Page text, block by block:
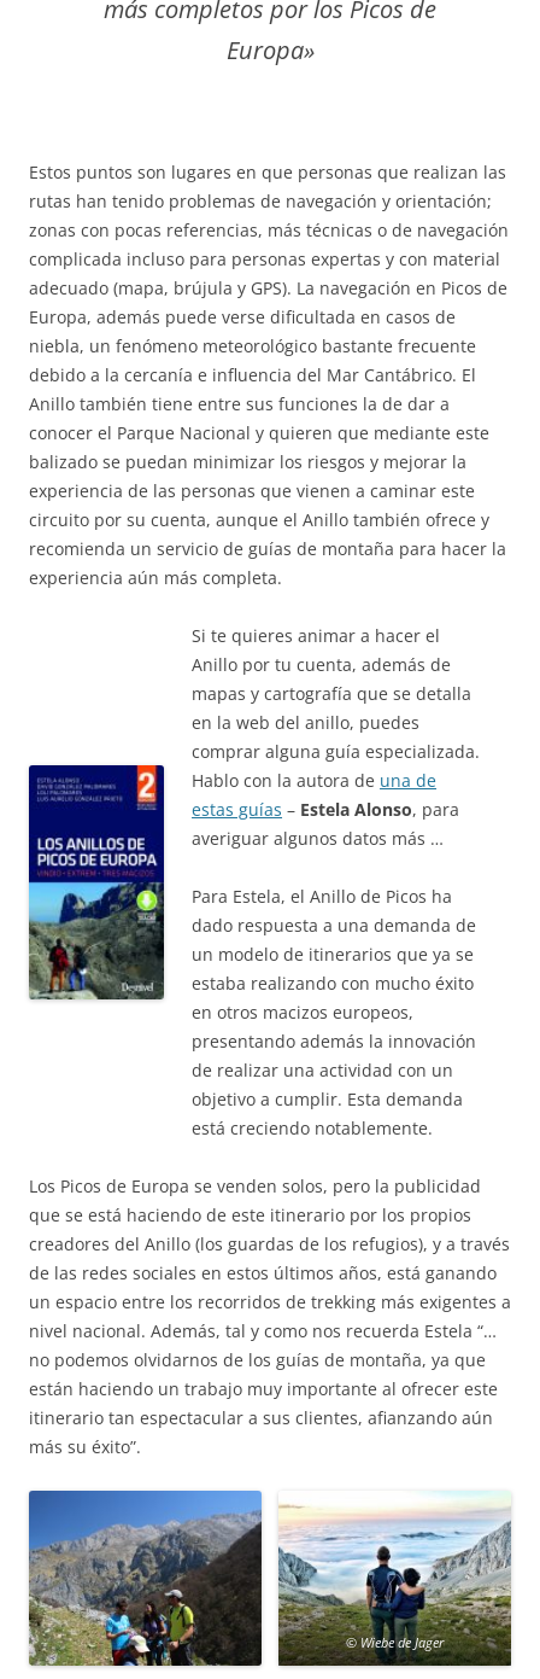
más completos por los Picos de
Europa»
Estos puntos son lugares en que personas que realizan las
rutas han tenido problemas de navegación y orientación;
zonas con pocas referencias, más técnicas o de navegación
complicada incluso para personas expertas y con material
adecuado (mapa, brújula y GPS). La navegación en Picos de
Europa, además puede verse dificultada en casos de
niebla, un fenómeno meteorológico bastante frecuente
debido a la cercanía e influencia del Mar Cantábrico. El
Anillo también tiene entre sus funciones la de dar a
conocer el Parque Nacional y quieren que mediante este
balizado se puedan minimizar los riesgos y mejorar la
experiencia de las personas que vienen a caminar este
circuito por su cuenta, aunque el Anillo también ofrece y
recomienda un servicio de guías de montaña para hacer la
experiencia aún más completa.
Si te quieres animar a hacer el
Anillo por tu cuenta, además de
mapas y cartografía que se detalla
en la web del anillo, puedes
comprar alguna guía especializada.
Hablo con la autora de una de
estas guías – Estela Alonso, para
averiguar algunos datos más …
Para Estela, el Anillo de Picos ha
dado respuesta a una demanda de
un modelo de itinerarios que ya se
estaba realizando con mucho éxito
en otros macizos europeos,
presentando además la innovación
de realizar una actividad con un
objetivo a cumplir. Esta demanda
está creciendo notablemente.
Los Picos de Europa se venden solos, pero la publicidad
que se está haciendo de este itinerario por los propios
creadores del Anillo (los guardas de los refugios), y a través
de las redes sociales en estos últimos años, está ganando
un espacio entre los recorridos de trekking más exigentes a
nivel nacional. Además, tal y como nos recuerda Estela “…
no podemos olvidarnos de los guías de montaña, ya que
están haciendo un trabajo muy importante al ofrecer este
itinerario tan espectacular a sus clientes, afianzando aún
más su éxito”.
© Wiebe de Jager